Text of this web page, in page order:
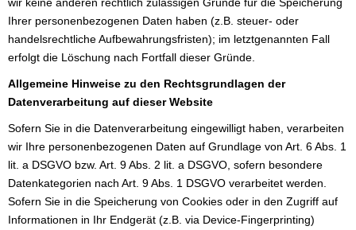
Ihrer personenbezogenen Daten haben (z.B. steuer- oder
handelsrechtliche Aufbewahrungsfristen); im letztgenannten Fall
erfolgt die Löschung nach Fortfall dieser Gründe.
Allgemeine Hinweise zu den Rechtsgrundlagen der
Datenverarbeitung auf dieser Website
Sofern Sie in die Datenverarbeitung eingewilligt haben, verarbeiten
wir Ihre personenbezogenen Daten auf Grundlage von Art. 6 Abs. 1
lit. a DSGVO bzw. Art. 9 Abs. 2 lit. a DSGVO, sofern besondere
Datenkategorien nach Art. 9 Abs. 1 DSGVO verarbeitet werden.
Sofern Sie in die Speicherung von Cookies oder in den Zugriff auf
Informationen in Ihr Endgerät (z.B. via Device-Fingerprinting)